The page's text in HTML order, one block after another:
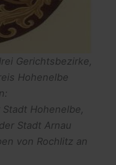
Gerichtsbezirke,
Hohenelbe
Hohenelbe,
Stadt Arnau
von Rochlitz an